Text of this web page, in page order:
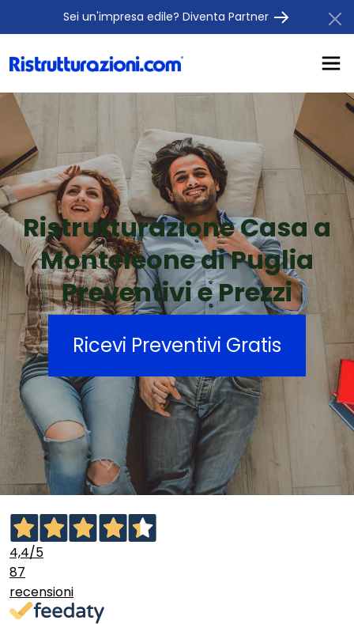
Sei un'impresa edile? Diventa Partner
Ristrutturazione Casa a
Monteleone di Puglia
Preventivi e Prezzi
Ricevi Preventivi Gratis
4,4/5
87
recensioni